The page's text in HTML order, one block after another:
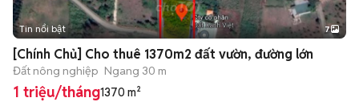
+2
Tin nổi bật 7
[Chính Chủ] Cho thuê 1370m2 đất vườn, đường lớn
Đất nông nghiệp Ngang 30 m
1 triệu/tháng1370 m²